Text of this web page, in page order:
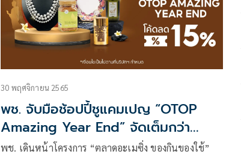
30 พฤศจิกายน 2565
พช. จับมือช้อปปี้ชูแคมเปญ “OTOP
Amazing Year End” จัดเต็มกว่า
1,000 ร้านค้าพร้อมมอบความคุ้มค่าด้วย
พช. เดินหน้าโครงการ “ตลาดอะเมซิ่ง ของกินของใช้”